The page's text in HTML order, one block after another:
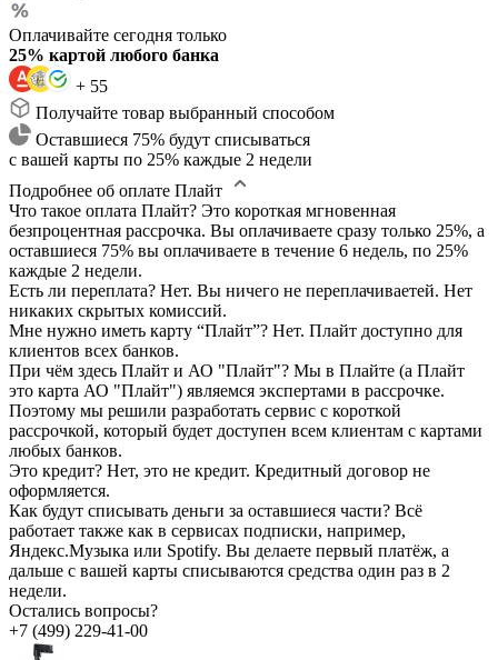
Оплачивайте сегодня только
25% картой любого банка
+ 55
Получайте товар выбранный способом
Оставшиеся 75% будут списываться
с вашей карты по 25% каждые 2 недели
Подробнее об оплате Плайт
Что такое оплата Плайт? Это короткая мгновенная
безпроцентная рассрочка. Вы оплачиваете сразу только 25%, а
оставшиеся 75% вы оплачиваете в течение 6 недель, по 25%
каждые 2 недели.
Есть ли переплата? Нет. Вы ничего не переплачиваетей. Нет
никаких скрытых комиссий.
Мне нужно иметь карту “Плайт”? Нет. Плайт доступно для
клиентов всех банков.
При чём здесь Плайт и АО "Плайт"? Мы в Плайте (а Плайт
это карта АО "Плайт") являемся экспертами в рассрочке.
Поэтому мы решили разработать сервис с короткой
рассрочкой, который будет доступен всем клиентам с картами
любых банков.
Это кредит? Нет, это не кредит. Кредитный договор не
оформляется.
Как будут списывать деньги за оставшиеся части? Всё
работает также как в сервисах подписки, например,
Яндекс.Музыка или Spotify. Вы делаете первый платёж, а
дальше с вашей карты списываются средства один раз в 2
недели.
Остались вопросы?
+7 (499) 229-41-00